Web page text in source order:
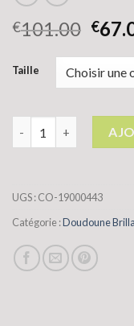
€101.00 €
Taille
UGS :CO-19000443
Catégorie :Doudoune